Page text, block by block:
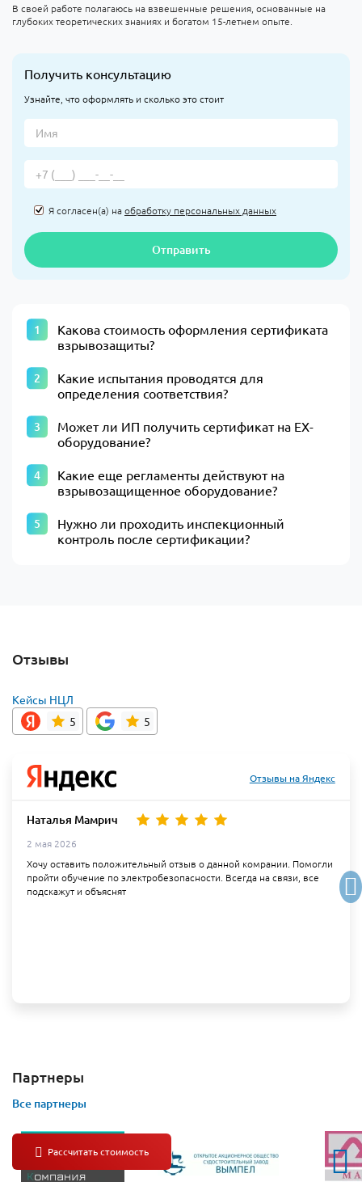
В своей работе полагаюсь на взвешенные решения, основанные на
глубоких теоретических знаниях и богатом 15-летнем опыте.
Получить консультацию
Узнайте, что оформлять и сколько это стоит
Я согласен(а) наобработку персональных данных
Отправить
Какова стоимость оформления сертификата
взрывозащиты?
Какие испытания проводятся для
определения соответствия?
Может ли ИП получить сертификат на EX-
оборудование?
Какие еще регламенты действуют на
взрывозащищенное оборудование?
Нужно ли проходить инспекционный
контроль после сертификации?
Отзывы
Кейсы НЦЛ
5
5
Отзывы на Яндекс
Наталья Мамрич
2 мая 2026
Хочу оставить положительный отзыв о данной комрании. Помогли
пройти обучение по электробезопасности. Всегда на связи, все
подскажут и объяснят
Партнеры
Все партнеры